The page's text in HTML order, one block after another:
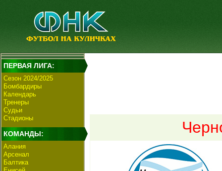
ПЕРВАЯ ЛИГА:
Сезон 2024/2025
Бомбардиры
Календарь
Тренеры
Судьи
Стадионы
КОМАНДЫ:
Алания
Арсенал
Балтика